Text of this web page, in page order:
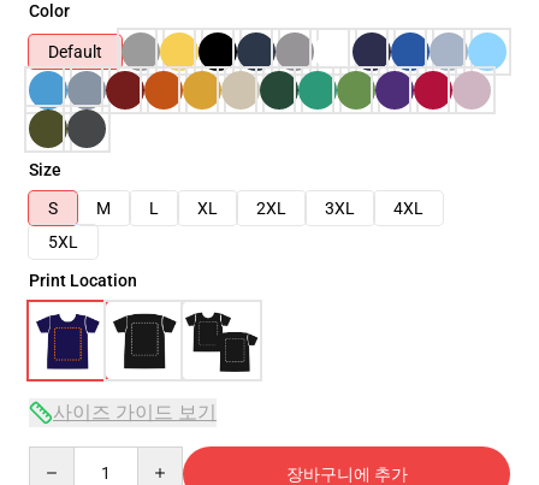
Color
Default
Size
S
M L XL 2XL 3XL
4XL
5XL
Print Location
사이즈 가이드 보기
장바구니에 추가